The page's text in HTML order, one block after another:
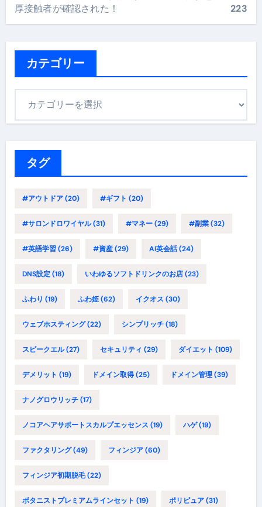
厚接触者が確認された！
223
カテゴリー
タグ
#アウトドア(20) #ギフト (20)
#サロンドロワイヤル(31) #マネー(29) #副業(32)
#英語学習(26) #資産(29) AI英会話(24)
DNS設定(18) いわゆるソフトドリンクのお店(23)
ふわり (19) ふわ姫(62) イクオス (30)
ウェブホスティング(22) シンプリッチ(18)
スピークエル(27) セキュリティ (29) ダイエット (109)
デメリット (19) ドメイン取得(25) ドメイン管理(39)
ナノグロウリッチ(17)
ノコアヘアサポートスカルプエッセンス (19) ハゲ(19)
ファクタリング(49) フィンジア(60)
フィンジア初期脱毛(22)
ボタニストプレミアムラインセット (19) ポリピュア(31)